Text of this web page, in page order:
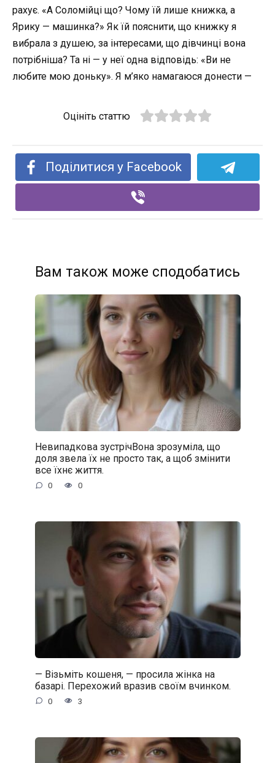
рахує. «А Соломійці що? Чому їй лише книжка, а
Ярику — машинка?» Як їй пояснити, що книжку я
вибрала з душею, за інтересами, що дівчинці вона
потрібніша? Та ні — у неї одна відповідь: «Ви не
любите мою доньку». Я м’яко намагаюся донести —
Оцініть статтю
Поділитися у Facebook
Вам також може сподобатись
Невипадкова зустрічВона зрозуміла, що
доля звела їх не просто так, а щоб змінити
все їхнє життя.
0 0
— Візьміть кошеня, — просила жінка на
базарі. Перехожий вразив своїм вчинком.
0 3